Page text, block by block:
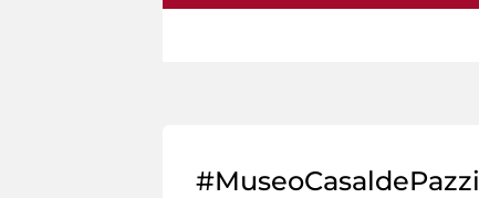
#MuseoCasaldePazzi